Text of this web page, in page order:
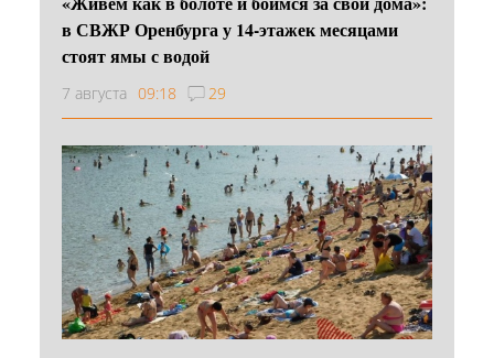
в СВЖР Оренбурга у 14-этажек месяцами
стоят ямы с водой
7 августа 09:18 29